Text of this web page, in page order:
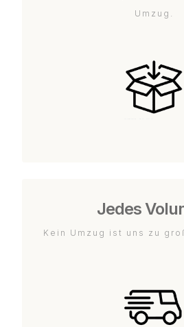
Umzug.
Jedes
Kein Umzug ist uns zu